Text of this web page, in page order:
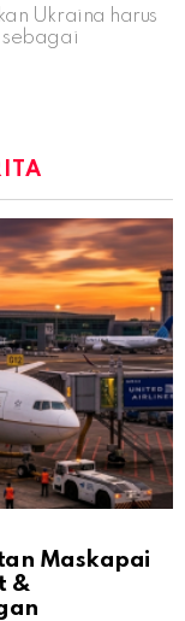
Ukraina harus
Maskapai
&